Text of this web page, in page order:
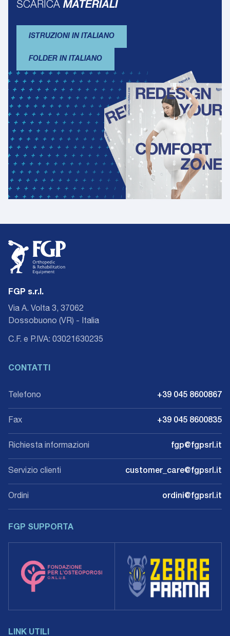
SCARICA MATERIALI
ISTRUZIONI IN ITALIANO
FOLDER IN ITALIANO
FGP s.r.l.
Via A. Volta 3, 37062
Dossobuono (VR) - Italia
C.F. e P.IVA: 03021630235
CONTATTI
Telefono +39 045 8600867
Fax +39 045 8600835
Richiesta informazioni fgp@fgpsrl.it
Servizio clienti customer_care@fgpsrl.it
Ordini ordini@fgpsrl.it
FGP SUPPORTA
LINK UTILI